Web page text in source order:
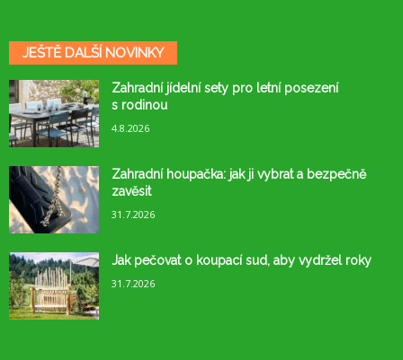
JEŠTĚ DALŠÍ NOVINKY
Zahradní jídelní sety pro letní posezení
s rodinou
4.8.2026
Zahradní houpačka: jak ji vybrat a bezpečně
zavěsit
31.7.2026
Jak pečovat o koupací sud, aby vydržel roky
31.7.2026